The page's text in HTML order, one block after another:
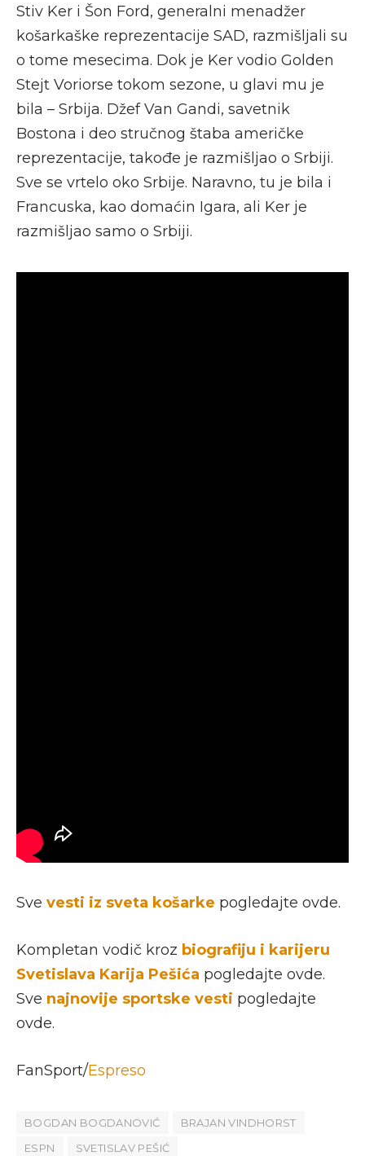
Stiv Ker i Šon Ford, generalni menadžer
košarkaške reprezentacije SAD, razmišljali su
o tome mesecima. Dok je Ker vodio Golden
Stejt Voriorse tokom sezone, u glavi mu je
bila – Srbija. Džef Van Gandi, savetnik
Bostona i deo stručnog štaba američke
reprezentacije, takođe je razmišljao o Srbiji.
Sve se vrtelo oko Srbije. Naravno, tu je bila i
Francuska, kao domaćin Igara, ali Ker je
razmišljao samo o Srbiji.
Sve vesti iz sveta košarke pogledajte ovde.
Kompletan vodič kroz biografiju i karijeru
Svetislava Karija Pešića pogledajte ovde.
Sve najnovije sportske vesti pogledajte
ovde.
FanSport/Espreso
BOGDAN BOGDANOVIĆ
BRAJAN VINDHORST
ESPN
SVETISLAV PEŠIĆ